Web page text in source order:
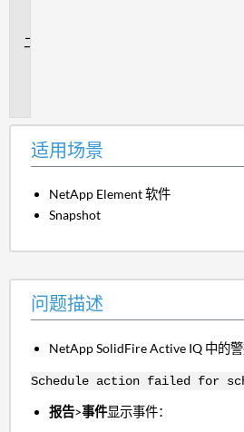
适用场景
NetApp Element 软件
Snapshot
问题描述
NetApp SolidFire Active IQ 中的
Schedule action failed for
报告>事件显示事件：